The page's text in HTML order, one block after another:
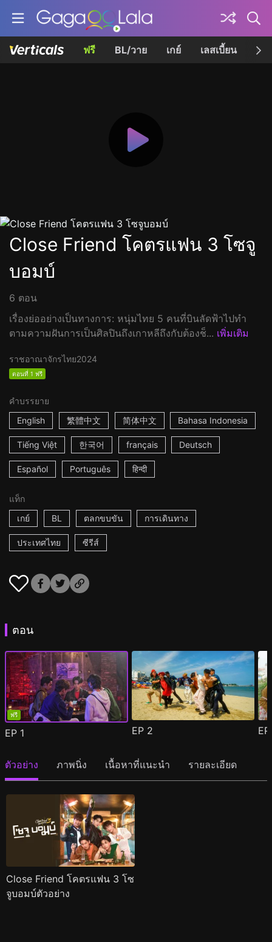
ฟรี BL/วาย เกย์ เลสเบี้ยน เค
Close Friend โคตรแฟน 3 โซจู
บอมบ์
6 ตอน
เรื่องย่ออย่างเป็นทางการ: หนุ่มไทย 5 คนที่บินลัดฟ้าไปทำ
ตามความฝันการเป็นศิลปินถึงเกาหลีถึงกับต้องช็... เพิ่มเติม
ราชอาณาจักรไทย2024
ตอนที่ 1 ฟรี
คำบรรยาย
English
繁體中文 简体中文 Bahasa Indonesia
Tiếng Việt 한국어 français Deutsch
Español Português हिन्दी
แท็ก
เกย์
BL ตลกขบขัน การเดินทาง
ประเทศไทย ซีรีส์
ตอน
ฟรี
EP 1 EP 2
ตัวอย่าง ภาพนิ่ง เนื้อหาที่แนะนำ รายละเอียด
Close Friend โคตรแฟน 3 โซ
จูบอมบ์ตัวอย่าง